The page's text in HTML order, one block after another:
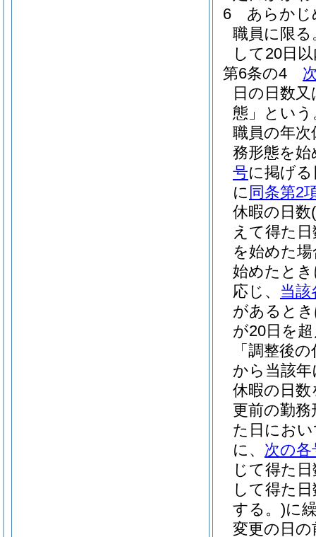
6
あらかじ
職員に限る
して20日
第6条の4
日の日数
態」という
職員の年
務形態を
号に掲げる
に 同条第2
休暇の日数
えて得た
を始めた
始めたと
応じ、 当該
があると
が20日を
「調整後
から当該
休暇の日
更前の勤
た日にお
に、 次の各
じて得た日
して得た
する。)に
変更の日